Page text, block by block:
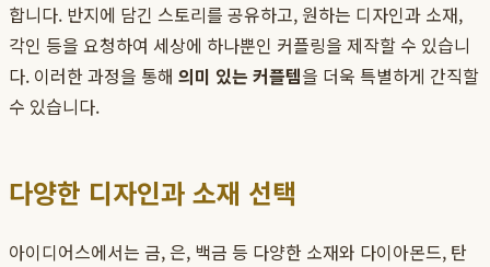
합니다. 반지에 담긴 스토리를 공유하고, 원하는 디자인과 소재,
각인 등을 요청하여 세상에 하나뿐인 커플링을 제작할 수 있습니
다. 이러한 과정을 통해 의미 있는 커플템을 더욱 특별하게 간직할
수 있습니다.
다양한 디자인과 소재 선택
아이디어스에서는 금, 은, 백금 등 다양한 소재와 다이아몬드, 탄